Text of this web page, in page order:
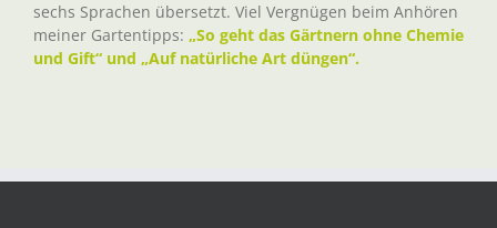
sechs Sprachen übersetzt. Viel Vergnügen beim Anhören
meiner Gartentipps: „So geht das Gärtnern ohne Chemie
und Gift“ und „Auf natürliche Art düngen“.